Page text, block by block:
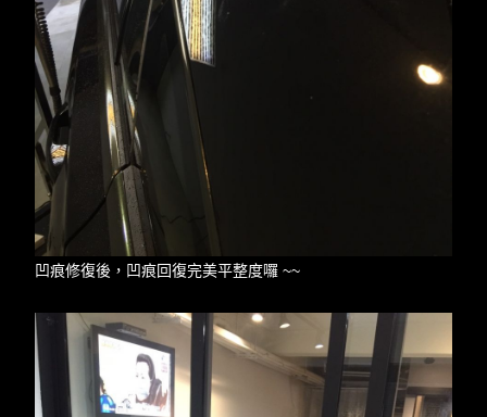
凹痕修復後，凹痕回復完美平整度囉 ~~